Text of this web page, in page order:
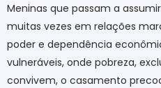
Meninas que passam a
muitas vezes em relações
poder e dependência
vulneráveis, onde pobreza,
convivem, o casamento